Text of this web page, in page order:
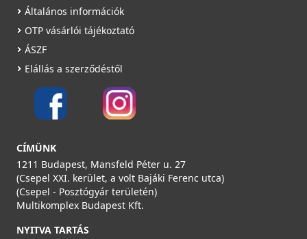
Általános információk
OTP vásárlói tájékoztató
ÁSZF
Elállás a szerződéstől
CÍMÜNK
1211 Budapest, Mansfeld Péter u. 27
(Csepel XXI. kerület, a volt Bajáki Ferenc utca)
(Csepel - Posztógyár területén)
Multikomplex Budapest Kft.
NYITVA TARTÁS